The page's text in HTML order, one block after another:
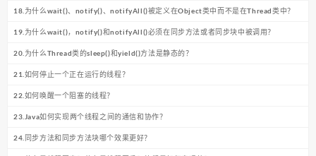
18.为什么wait()、notify()、notifyAll()被定义在Object类中而不是在Thread类中？
19.为什么wait()，notify()和notifyAll()必须在同步方法或者同步块中被调用？
20.为什么Thread类的sleep()和yield()方法是静态的？
21.如何停止一个正在运行的线程？
22.如何唤醒一个阻塞的线程？
23.Java如何实现两个线程之间的通信和协作？
24.同步方法和同步方法块哪个效果更好？